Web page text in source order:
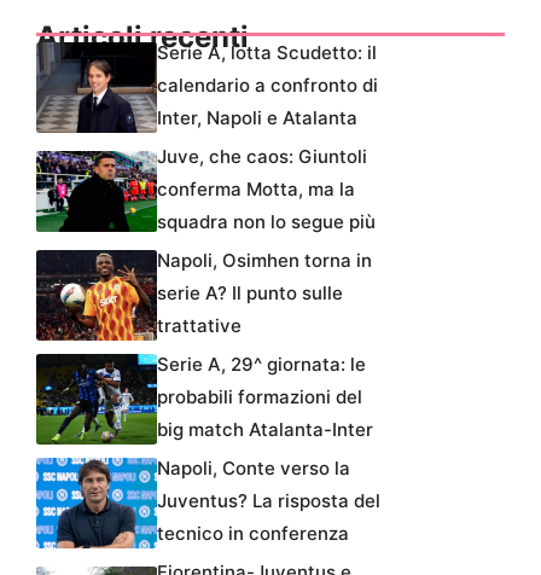
Articoli recentiSerie A, lotta Scudetto: il
calendario a confronto di
Inter, Napoli e Atalanta
Juve, che caos: Giuntoli
conferma Motta, ma la
squadra non lo segue più
Napoli, Osimhen torna in
serie A? Il punto sulle
trattative
Serie A, 29^ giornata: le
probabili formazioni del
big match Atalanta-Inter
Napoli, Conte verso la
Juventus? La risposta del
tecnico in conferenza